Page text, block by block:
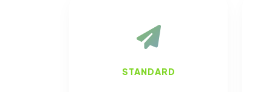
STANDARD